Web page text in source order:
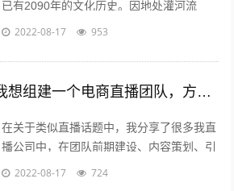
已有2090年的文化历史。因地处灌河流
域，又因位于灌河之南而得名灌南 ,下辖11
2022-08-17 953
如何直播是电商:我想组建一个电商直播团队，方向是卖女装，请问需要怎么组建？
在关于类似直播话题中，我分享了很多我直
播公司中，在团队前期建设、内容策划、引
流推广及执行过程等干货；本不想多参合这
2022-08-17 724